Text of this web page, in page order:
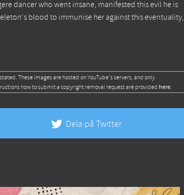
dancer who went insane, manifested this evil he is
blood to immunise her against this eventuality,
These images are hosted on YouTube's servers, and only
how to submit a copyright removal request are provided here.
Dela på Twitter